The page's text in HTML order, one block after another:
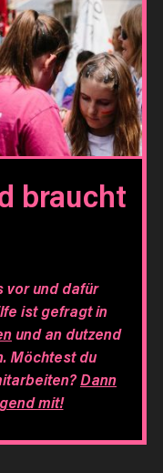
braucht
vor und dafür
ist gefragt in
und an dutzend
Möchtest du
Dann
mit!